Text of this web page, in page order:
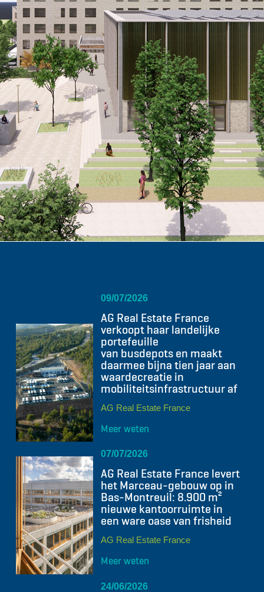
09/07/2026
AG Real Estate France
verkoopt haar landelijke
portefeuille
van busdepots en maakt
daarmee bijna tien jaar aan
waardecreatie in
mobiliteitsinfrastructuur af
AG Real Estate France
Meer weten
07/07/2026
AG Real Estate France levert
het Marceau-gebouw op in
Bas-Montreuil: 8.900 m²
nieuwe kantoorruimte in
een ware oase van frisheid
AG Real Estate France
Meer weten
24/06/2026